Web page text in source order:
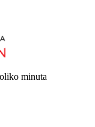
minuta